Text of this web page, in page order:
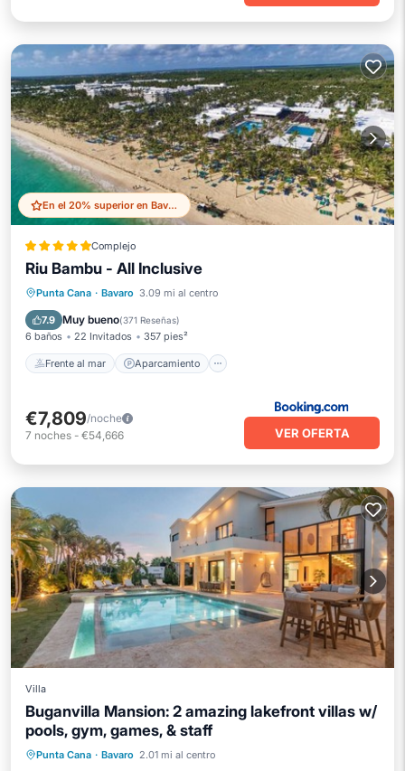
En el 20% superior en Bavaro
Complejo
Riu Bambu - All Inclusive
Punta Cana · Bavaro 3.09 mi al centro
7.9 Muy bueno(371 Reseñas)
6 baños 22 Invitados 357 pies²
Frente al mar Aparcamiento
Frente al mar Aparcamiento
Spa
€7,809/noche
7 noches - €54,666 VER OFERTA
Villa
Buganvilla Mansion: 2 amazing lakefront villas w/
pools, gym, games, & staff
Punta Cana · Bavaro 2.01 mi al centro
Piscina privada
Aparcamiento
Piscina
Balcón/Terraza